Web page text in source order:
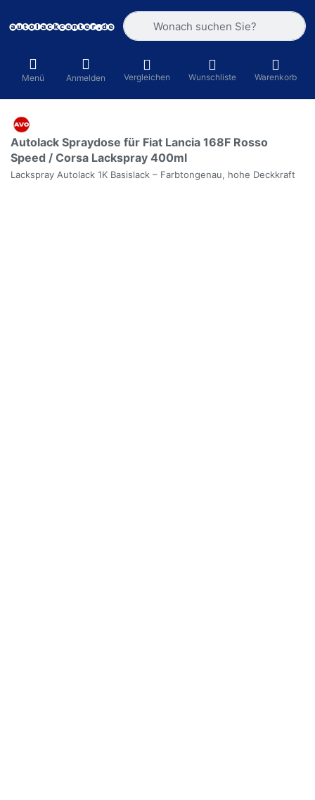
Geben Sie einen Suchbegriff ein.
Menü Anmelden Vergleichen Wunschliste Warenkorb
Autolack Spraydose für Fiat Lancia 168F Rosso
Speed / Corsa Lackspray 400ml
Lackspray Autolack 1K Basislack – Farbtongenau, hohe Deckkraft